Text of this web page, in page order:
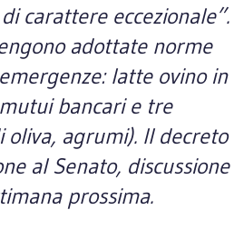
carattere eccezionale”.
adottate norme
latte ovino in
bancari e tre
agrumi). Il decreto
al Senato, discussione
prossima.